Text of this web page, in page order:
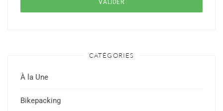
CATÉGORIES
À la Une
Bikepacking